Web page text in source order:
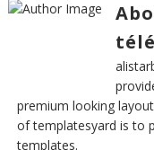
premium looking
of templatesyard is to
templates.